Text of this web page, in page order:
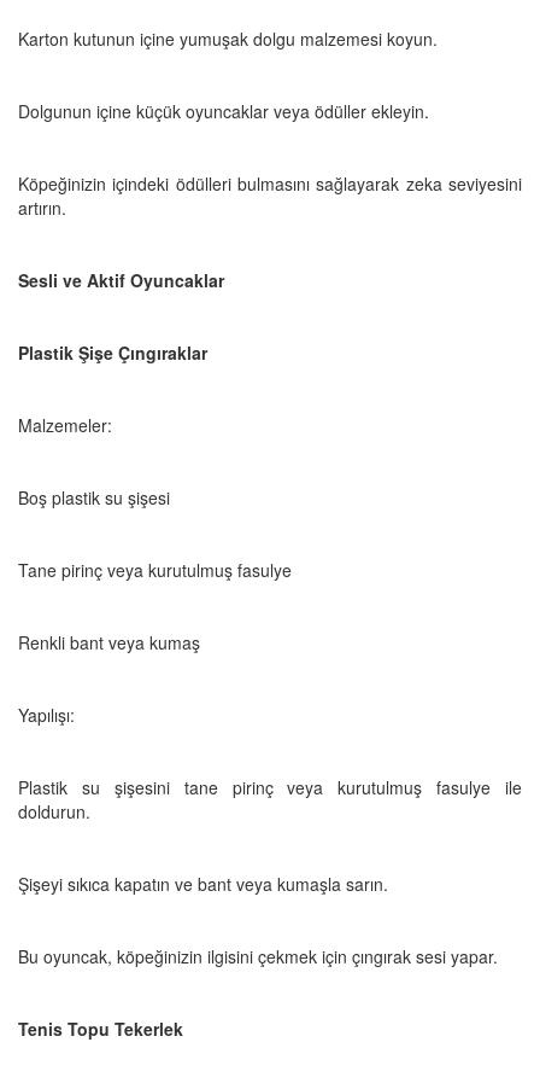
Karton kutunun içine yumuşak dolgu malzemesi koyun.
Dolgunun içine küçük oyuncaklar veya ödüller ekleyin.
Köpeğinizin içindeki ödülleri bulmasını sağlayarak zeka seviyesini
artırın.
Sesli ve Aktif Oyuncaklar
Plastik Şişe Çıngıraklar
Malzemeler:
Boş plastik su şişesi
Tane pirinç veya kurutulmuş fasulye
Renkli bant veya kumaş
Yapılışı:
Plastik su şişesini tane pirinç veya kurutulmuş fasulye ile
doldurun.
Şişeyi sıkıca kapatın ve bant veya kumaşla sarın.
Bu oyuncak, köpeğinizin ilgisini çekmek için çıngırak sesi yapar.
Tenis Topu Tekerlek